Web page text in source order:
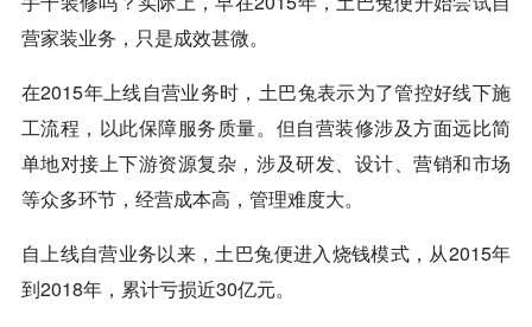
营家装业务，只是成效甚微。
在2015年上线自营业务时，土巴兔表示为了管控好线下施
工流程，以此保障服务质量。但自营装修涉及方面远比简
单地对接上下游资源复杂，涉及研发、设计、营销和市场
等众多环节，经营成本高，管理难度大。
自上线自营业务以来，土巴兔便进入烧钱模式，从2015年
到2018年，累计亏损近30亿元。